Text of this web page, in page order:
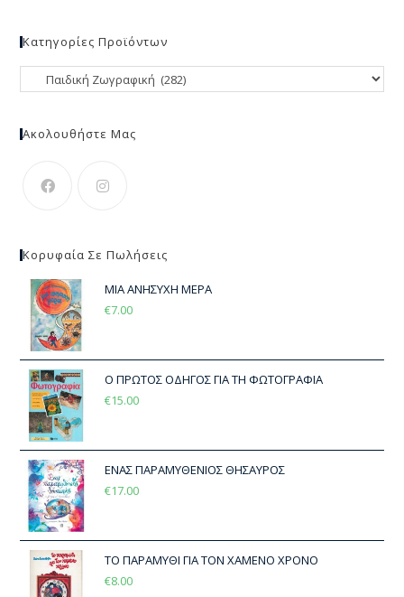
Κατηγορίες Προϊόντων
Ακολουθήστε Μας
Κορυφαία Σε Πωλήσεις
ΜΙΑ ΑΝΗΣΥΧΗ ΜΕΡΑ
€7.00
Ο ΠΡΩΤΟΣ ΟΔΗΓΟΣ ΓΙΑ ΤΗ ΦΩΤΟΓΡΑΦΙΑ
€15.00
ΕΝΑΣ ΠΑΡΑΜΥΘΕΝΙΟΣ ΘΗΣΑΥΡΟΣ
€17.00
ΤΟ ΠΑΡΑΜΥΘΙ ΓΙΑ ΤΟΝ ΧΑΜΕΝΟ ΧΡΟΝΟ
€8.00